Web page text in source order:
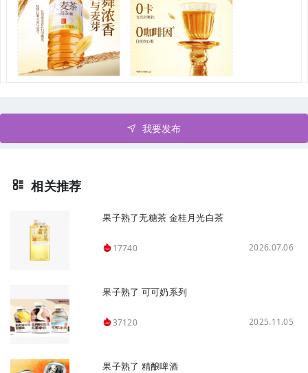
我要发布
相关推荐
果子熟了无糖茶 金桂月光白茶
17740 2026.07.06
果子熟了 可可奶系列
37120 2025.11.05
果子熟了 精酿啤酒